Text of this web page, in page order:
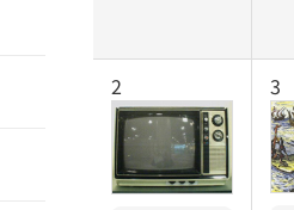
2 3